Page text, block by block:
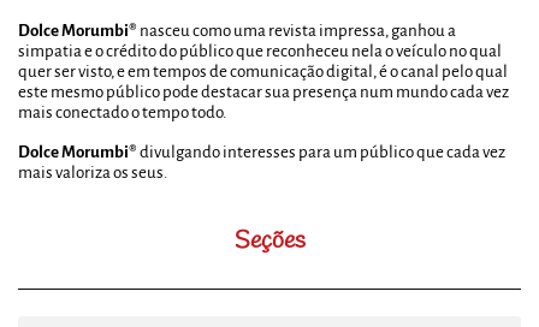
Dolce Morumbi® nasceu como uma revista impressa, ganhou a
simpatia e o crédito do público que reconheceu nela o veículo no qual
quer ser visto, e em tempos de comunicação digital, é o canal pelo qual
este mesmo público pode destacar sua presença num mundo cada vez
mais conectado o tempo todo.
Dolce Morumbi® divulgando interesses para um público que cada vez
mais valoriza os seus.
Seções